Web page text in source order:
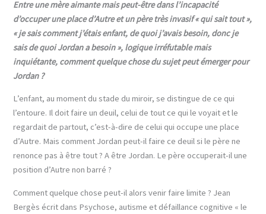
Entre une mère aimante mais peut-être dans l’incapacité
d’occuper une place d’Autre et un père très invasif « qui sait tout »,
« je sais comment j’étais enfant, de quoi j’avais besoin, donc je
sais de quoi Jordan a besoin », logique irréfutable mais
inquiétante, comment quelque chose du sujet peut émerger pour
Jordan ?
L’enfant, au moment du stade du miroir, se distingue de ce qui
l’entoure. Il doit faire un deuil, celui de tout ce qui le voyait et le
regardait de partout, c’est-à-dire de celui qui occupe une place
d’Autre. Mais comment Jordan peut-il faire ce deuil si le père ne
renonce pas à être tout ? A être Jordan. Le père occuperait-il une
position d’Autre non barré ?
Comment quelque chose peut-il alors venir faire limite ? Jean
Bergès écrit dans Psychose, autisme et défaillance cognitive « le